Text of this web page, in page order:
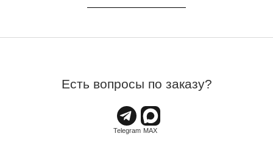
Есть вопросы по заказу?